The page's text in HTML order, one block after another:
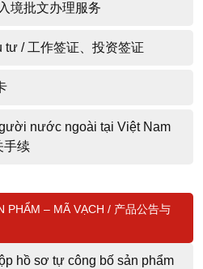
境批文办理服务
/ 工作签证、投资签证
nước ngoài tại Việt Nam
手续
PHẨM – MÃ VẠCH / 产品公告与
hồ sơ tự công bố sản phẩm